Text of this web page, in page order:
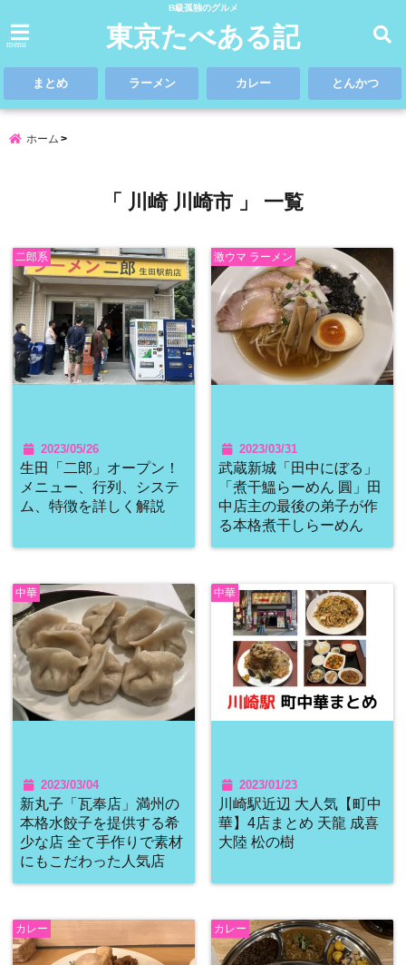
B級孤独のグルメ
menu 東京たべある記
まとめ ラーメン カレー とんかつ
ホーム
「 川崎 川崎市 」 一覧
二郎系
2023/05/26
生田「二郎」オープン！
メニュー、行列、システ
ム、特徴を詳しく解説
激ウマ ラーメン
2023/03/31
武蔵新城「田中にぼる」
「煮干鰮らーめん 圓」田
中店主の最後の弟子が作
る本格煮干しらーめん
中華
2023/03/04
新丸子「瓦奉店」満州の
本格水餃子を提供する希
少な店 全て手作りで素材
にもこだわった人気店
中華
2023/01/23
川崎駅近辺 大人気【町中
華】4店まとめ 天龍 成喜
大陸 松の樹
カレー カレー